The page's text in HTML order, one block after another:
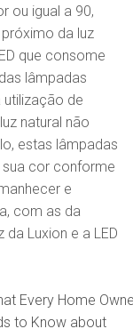
ou igual a 90,
da luz
que consome
lâmpadas
de
natural não
estas lâmpadas
sua cor conforme
e
com as da
da Luxion e a LED